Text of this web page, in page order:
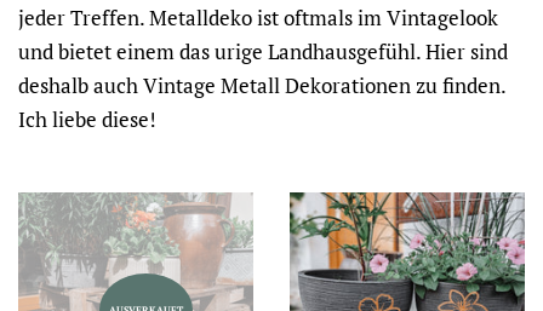
jeder Treffen. Metalldeko ist oftmals im Vintagelook
und bietet einem das urige Landhausgefühl. Hier sind
deshalb auch Vintage Metall Dekorationen zu finden.
Ich liebe diese!